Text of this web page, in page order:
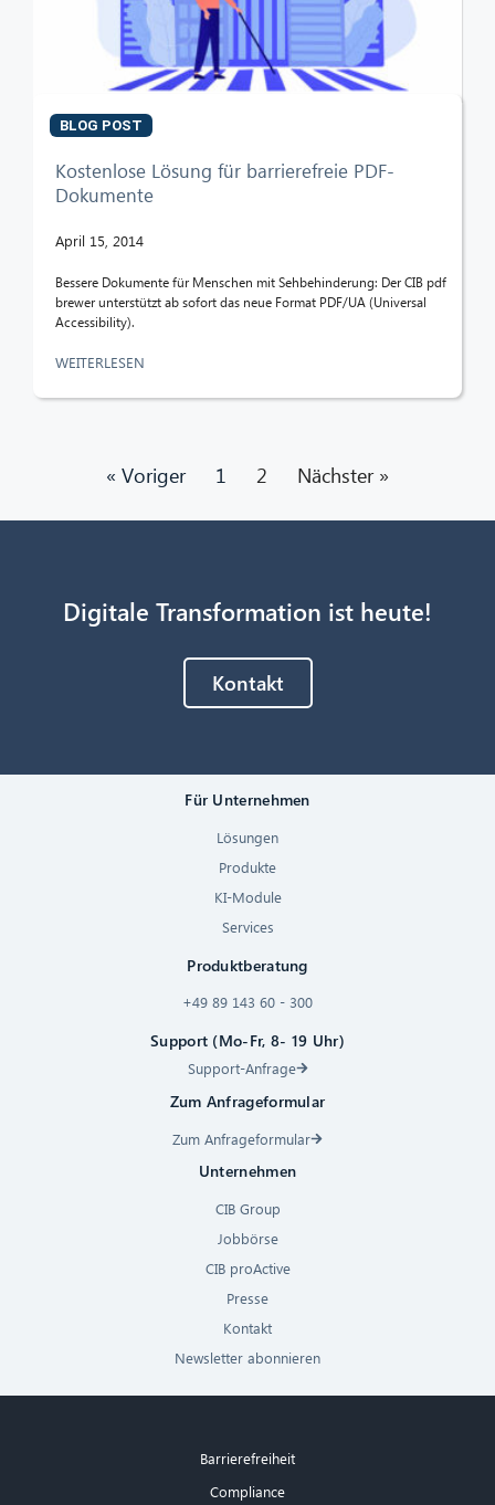
BLOG POST
Kostenlose Lösung für barrierefreie PDF-
Dokumente
April 15, 2014
Bessere Dokumente für Menschen mit Sehbehinderung: Der CIB pdf
brewer unterstützt ab sofort das neue Format PDF/UA (Universal
Accessibility).
WEITERLESEN
« Voriger 1 2 Nächster »
Digitale Transformation ist heute!
Kontakt
Für Unternehmen
Lösungen
Produkte
KI-Module
Services
Produktberatung
+49 89 143 60 - 300
Support (Mo-Fr, 8- 19 Uhr)
Support-Anfrage
Zum Anfrageformular
Zum Anfrageformular
Unternehmen
CIB Group
Jobbörse
CIB proActive
Presse
Kontakt
Newsletter abonnieren
Barrierefreiheit
Compliance